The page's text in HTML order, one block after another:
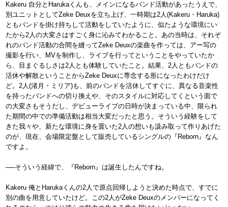
Kakeru 自分とHarukaくんも、メインになるバンド活動があったうえで、
別ユニットとしてZeke Deuxを立ち上げ、一時期は2人(Kakeru・Haruka)
ともバンドを掛け持ちして活動をしていたように、似たような環境にい
たから2人の大変さはすごく身に沁みてわかること。あの当時は、それぞ
れのバンド活動の合間を縫ってZeke Deuxの楽曲を作っては、アー写の
撮影を行い、MVを制作し、ライブを行ってということをやっていたか
ら、目まぐるしさは2人とも体験していたこと。結果、2人ともバンドの
活休や解散ということからZeke Deuxに専念する形になったわけだけ
ど。2人(渚月・ミリア)も、前のバンドを活休してすぐに、異なる音楽性
を持ったバンドへの切り換えや、そのスタイルに対応してくという面で
の大変さもそうだし、デビューライブの日時が決まっている中、限られ
た期間の中での準備活動は相当大変だったと思う。そういう経験をして
きた我々や、新たな環境に身を置いた2人の想いも汲み取って作りあげた
のが、現在、会場限定盤として販売しているシングルの『Reborn』なん
ですよ。
──そういう経緯で、『Reborn』は誕生したんですね。
Kakeru 俺とHarukaくんの2人で原点回帰しようと決めた時点で、すでに
別の曲を用意していたけど。この2人がZeke Deuxのメンバーになってく